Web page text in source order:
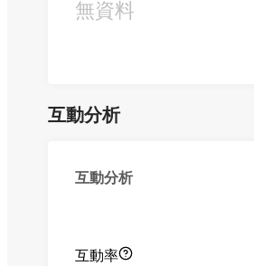
無資料
互動分析
互動分析
互動率